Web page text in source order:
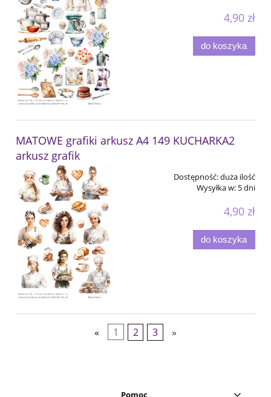
4,90 zł
do koszyka
MATOWE grafiki arkusz A4 149 KUCHARKA2
arkusz grafik
Dostępność:duża ilość
Wysyłka w: 5 dni
4,90 zł
do koszyka
« 1 2 3 »
Pomoc